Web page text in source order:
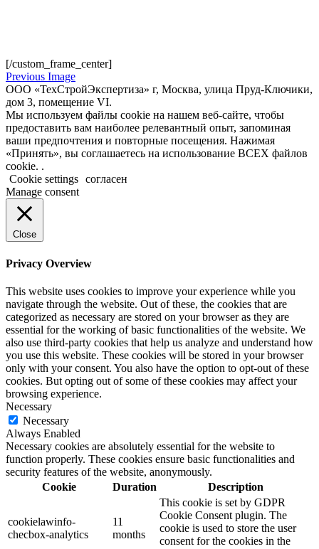
[/custom_frame_center]
Previous Image
ООО «ТехСтройЭкспертиза» г, Москва, улица Пруд-Ключики,
дом 3, помещение VI.
Мы используем файлы cookie на нашем веб-сайте, чтобы
предоставить вам наиболее релевантный опыт, запоминая
ваши предпочтения и повторные посещения. Нажимая
«Принять», вы соглашаетесь на использование ВСЕХ файлов
cookie. .
Cookie settings согласен
Manage consent
Close
Privacy Overview
This website uses cookies to improve your experience while you
navigate through the website. Out of these, the cookies that are
categorized as necessary are stored on your browser as they are
essential for the working of basic functionalities of the website. We
also use third-party cookies that help us analyze and understand how
you use this website. These cookies will be stored in your browser
only with your consent. You also have the option to opt-out of these
cookies. But opting out of some of these cookies may affect your
browsing experience.
Necessary
Necessary
Always Enabled
Necessary cookies are absolutely essential for the website to
function properly. These cookies ensure basic functionalities and
security features of the website, anonymously.
Cookie
Duration Description
cookielawinfo-
checbox-analytics
11
months
This cookie is set by GDPR
Cookie Consent plugin. The
cookie is used to store the user
consent for the cookies in the